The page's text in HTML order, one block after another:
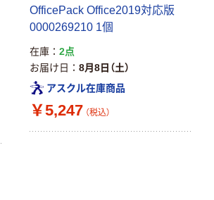
OfficePack Office2019対応版
0000269210 1個
在庫
2点
お届け日
8月8日（土）
アスクル在庫商品
￥5,247 （税込）